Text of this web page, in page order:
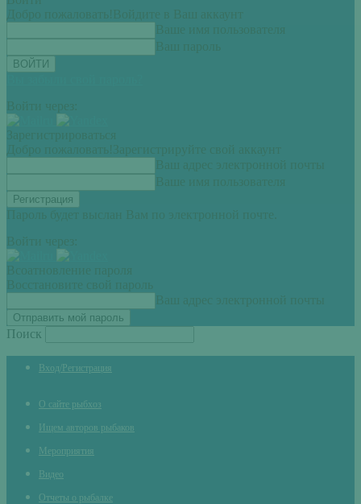
Добро пожаловать! Войдите в Ваш аккаунт
Ваше имя пользователя
Ваш пароль
Войти через:
Зарегистрироваться
Добро пожаловать! Зарегистрируйте свой аккаунт
Ваш адрес электронной почты
Ваше имя пользователя
Пароль будет выслан Вам по электронной почте.
Войти через:
Всоатновление пароля
Восстановите свой пароль
Ваш адрес электронной почты
Поиск
Вход/Регистрация
О сайте рыбхоз
Ищем авторов рыбаков
Мероприятия
Видео
Отчеты о рыбалке